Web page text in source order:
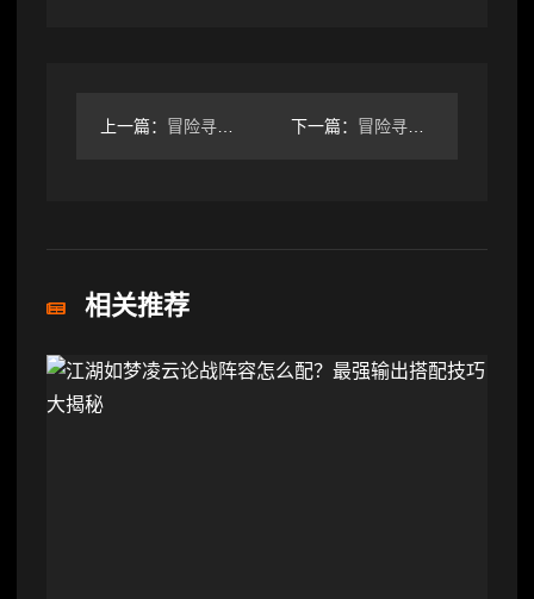
上一篇： 冒险寻宝然后打败魔王旅店传闻攻略 下一篇： 冒险寻宝然后打败魔王萌新进阶攻略-装备分析(第二弹)
相关推荐